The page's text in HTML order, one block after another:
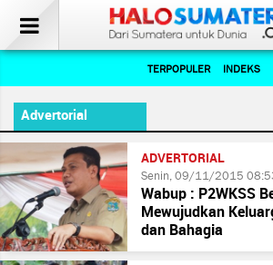
TERPOPULER INDEKS
Advertorial
ADVERTORIAL
Senin, 09/11/2015
Wabup : P2WKSS
Mewujudkan
dan Bahagia